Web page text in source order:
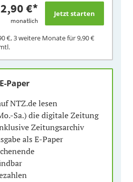
2,90 €*
monatlich
€, 3 weitere Monate für9,90 €
Paper
NTZ.de lesen
Sa.) die digitale Zeitung
Zeitungsarchiv
als E-Paper